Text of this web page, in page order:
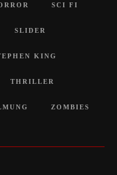
SCI FI
SLIDER
KING
THRILLER
ZOMBIES